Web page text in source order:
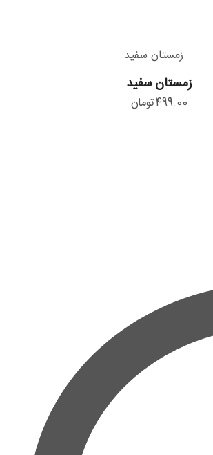
زمستان
سفید
زمستان سفید
499.00تومان